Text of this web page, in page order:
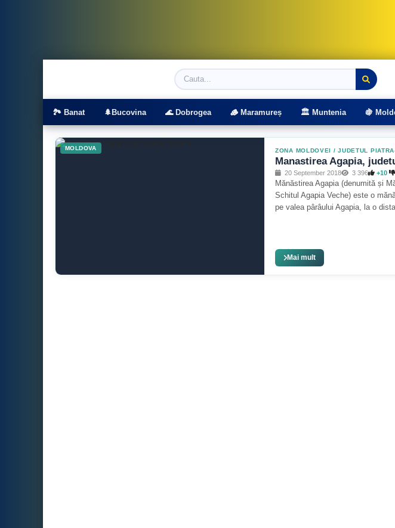
Viziteaza Romania | Obiective Turistice | Trasee montane
🏞️ Banat 🌲Bucovina 🌊 Dobrogea 🪵 Maramureș 🏛️ Muntenia 🍇
MOLDOVA ZONA MOLDOVEI /JUDETUL
Manastirea Agapia,
20 September 2018 3 396 +10
Mănăstirea Agapia (denumită și
Schitul Agapia Veche) este o
pe valea pârâului Agapia, la o
Mai mult